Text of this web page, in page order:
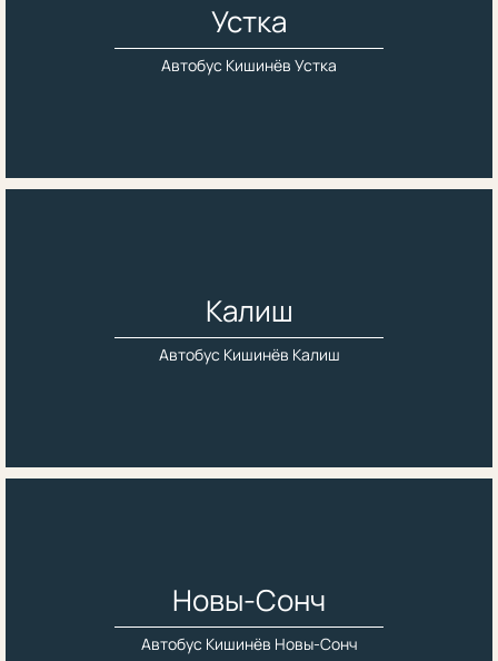
Устка
Автобус Кишинёв Устка
Калиш
Автобус Кишинёв Калиш
Новы-Сонч
Автобус Кишинёв Новы-Сонч